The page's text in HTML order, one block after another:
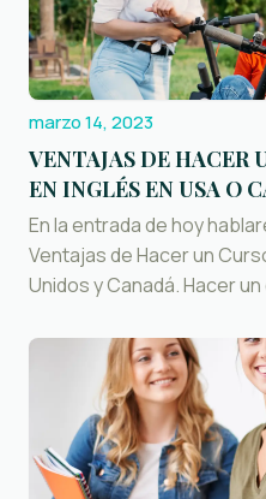
marzo 14, 2023
VENTAJAS DE HACER
EN INGLÉS EN USA O
En la entrada de hoy
Ventajas de Hacer un
Unidos y Canadá. Hacer un